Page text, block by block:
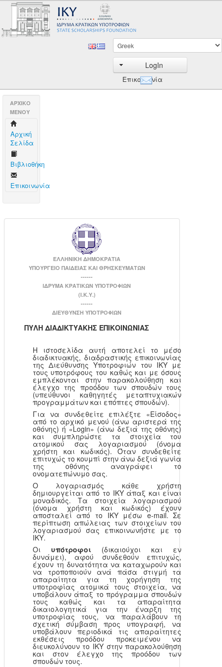
LogIn
Επικοινωνία
AΡΧΙΚΟ
ΜΕΝΟΥ
Aρχική
Σελίδα
Βιβλιοθήκη
Επικοινωνία
ΕΛΛΗΝΙΚΗ ΔΗΜΟΚΡΑΤΙΑ
ΥΠΟΥΡΓΕΙΟ ΠΑΙΔΕΙΑΣ ΚΑΙ ΘΡΗΣΚΕΥΜΑΤΩΝ
------
ΙΔΡΥΜΑ ΚΡΑΤΙΚΩΝ ΥΠΟΤΡΟΦΙΩΝ
(Ι.Κ.Υ.)
------
ΔΙΕΥΘΥΝΣΗ ΥΠΟΤΡΟΦΙΩΝ
ΠΥΛΗ ΔΙΑΔΙΚΤΥΑΚΗΣ ΕΠΙΚΟΙΝΩΝΙΑΣ
Η ιστοσελίδα αυτή αποτελεί το μέσο
διαδικτυακής, διαδραστικής επικοινωνίας
της Διεύθυνσης Υποτροφιών του ΙΚΥ με
τους υποτρόφους του καθώς και με όσους
εμπλέκονται στην παρακολούθηση και
έλεγχο της προόδου των σπουδών τους
(υπεύθυνοι καθηγητές μεταπτυχιακών
προγραμμάτων και επόπτες σπουδών).
Για να συνδεθείτε επιλέξτε «Είσοδος»
από το αρχικό μενού (άνω αριστερά της
οθόνης) ή «Login» (άνω δεξιά της οθόνης)
και συμπληρώστε τα στοιχεία του
ατομικού σας λογαριασμού (όνομα
χρήστη και κωδικός). Όταν συνδεθείτε
επιτυχώς το κουμπί στην άνω δεξιά γωνία
της οθόνης αναγράφει το
ονοματεπώνυμο σας.
Ο λογαριασμός κάθε χρήστη
δημιουργείται από το ΙΚΥ άπαξ και είναι
μοναδικός. Τα στοιχεία λογαριασμού
(όνομα χρήστη και κωδικός) έχουν
αποσταλεί από το ΙΚΥ μέσω e-mail. Σε
περίπτωση απώλειας των στοιχείων του
λογαριασμού σας επικοινωνήστε με το
ΙΚΥ.
Οι υπότροφοι(δικαιούχοι και εν
δυνάμει), αφού συνδεθούν επιτυχώς,
έχουν τη δυνατότητα να καταχωρούν και
να τροποποιούν ανά πάσα στιγμή τα
απαραίτητα για τη χορήγηση της
υποτροφίας ατομικά τους στοιχεία, να
υποβάλουν άπαξ το πρόγραμμα σπουδών
τους καθώς και τα απαραίτητα
δικαιολογητικά για την έναρξη της
υποτροφίας τους, να παραλάβουν τη
σχετική σύμβαση προς υπογραφή, να
υποβάλουν περιοδικά τις απαραίτητες
εκθέσεις προόδου προκειμένου να
διευκολύνουν το ΙΚΥ στην παρακολούθηση
και στον έλεγχο της προόδου των
σπουδών τους.